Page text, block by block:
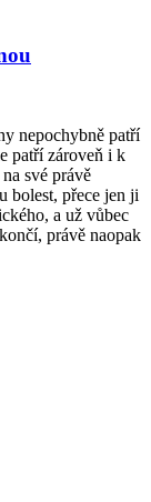
nepochybně patří
patří zároveň i k
své právě
bolest, přece jen ji
a už vůbec
právě naopak